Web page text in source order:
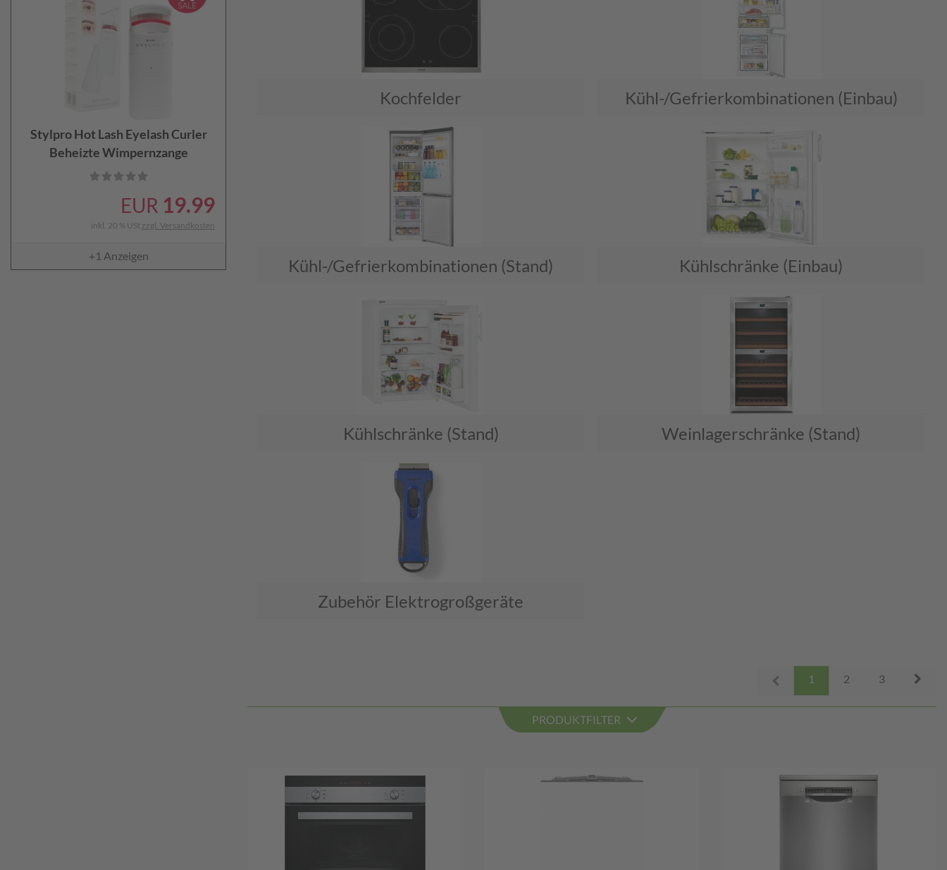
Stylpro Hot Lash Eyelash Curler
Beheizte Wimpernzange
EUR 19.99
inkl. 20 % USt zzgl. Versandkosten
+1 Anzeigen
Kochfelder Kühl-/Gefrierkombinationen (Einbau)
Kühl-/Gefrierkombinationen (Stand) Kühlschränke (Einbau)
Kühlschränke (Stand) Weinlagerschränke (Stand)
Zubehör Elektrogroßgeräte
1 2 3
PRODUKTFILTER